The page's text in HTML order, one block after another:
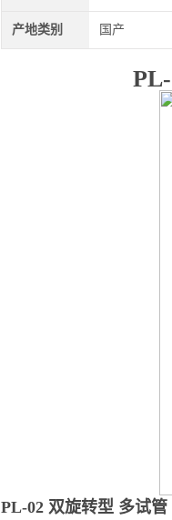
产地类别 国产
PL-02 双旋转型 多试